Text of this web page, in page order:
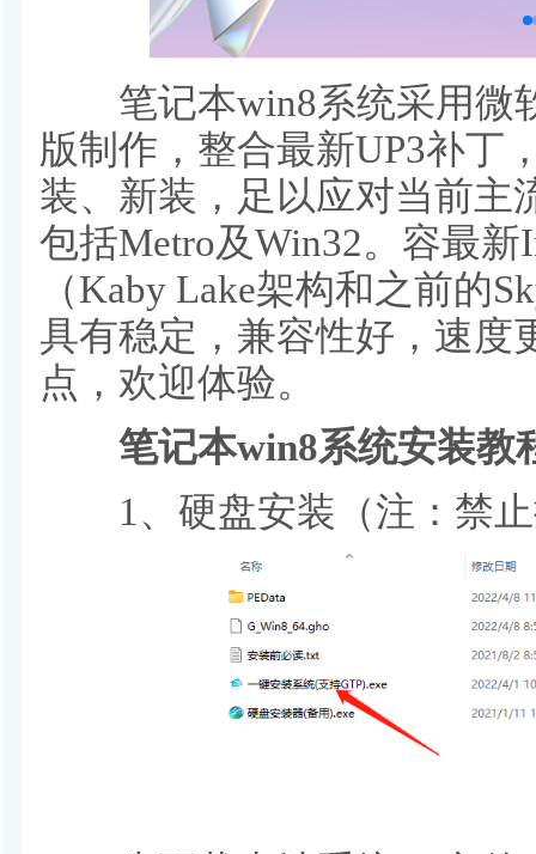
笔记本win8系统采用微软
版制作，整合最新UP3补丁
装、新装，足以应对当前主
包括Metro及Win32。容最
（Kaby Lake架构和之前的
具有稳定，兼容性好，速度
点，欢迎体验。
笔记本win8系统安装教
1、硬盘安装（注：禁止